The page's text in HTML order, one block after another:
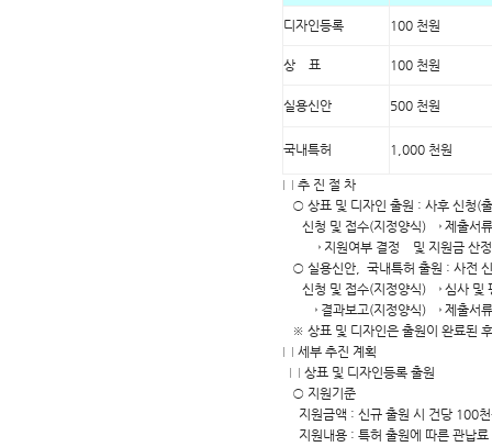
디자인등록 100 천원
상 표 100 천원
실용신안 500 천원
국내특허 1,000 천원
□ 추 진 절 차
○ 상표 및 디자인 출원 : 사후 신청(
신청 및 접수(지정양식) → 제출서류
→ 지원여부 결정 및 지원금 산정
○ 실용신안, 국내특허 출원 : 사전
신청 및 접수(지정양식) → 심사 및
→ 결과보고(지정양식) → 제출서류
※ 상표 및 디자인은 출원이 완료된
□ 세부 추진 계획
□ 상표 및 디자인등록 출원
○ 지원기준
지원금액 : 신규 출원 시 건당 100
지원내용 : 특허 출원에 따른 관납료